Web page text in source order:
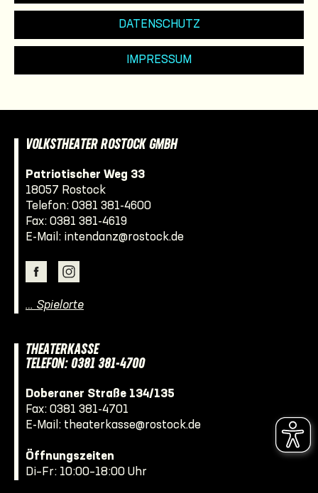
DATENSCHUTZ
IMPRESSUM
VOLKSTHEATER ROSTOCK GMBH
Patriotischer Weg 33
18057 Rostock
Telefon: 0381 381-4600
Fax: 0381 381-4619
E-Mail: intendanz@rostock.de
… Spielorte
THEATERKASSE
TELEFON: 0381 381-4700
Doberaner Straße 134/135
Fax: 0381 381-4701
E-Mail: theaterkasse@rostock.de
Öffnungszeiten
Di–Fr: 10:00–18:00 Uhr